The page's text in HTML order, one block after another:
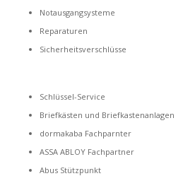
Notausgangsysteme
Reparaturen
Sicherheitsverschlüsse
Schlüssel-Service
Briefkästen und Briefkastenanlagen
dormakaba Fachparnter
ASSA ABLOY Fachpartner
Abus Stützpunkt